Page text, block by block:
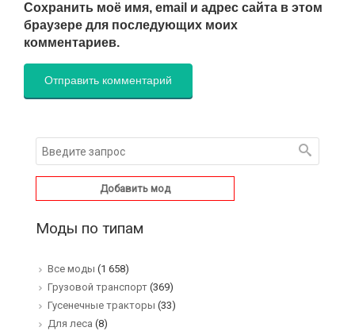
Сохранить моё имя, email и адрес сайта в этом
браузере для последующих моих
комментариев.
Добавить мод
Моды по типам
Все моды (1 658)
Грузовой транспорт (369)
Гусенечные тракторы (33)
Для леса (8)